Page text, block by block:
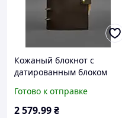
Кожаный блокнот с
датированным блоком
коричневый Crazy Horse
BlankNote D7-2026
Готово к отправке
2 579.99₴